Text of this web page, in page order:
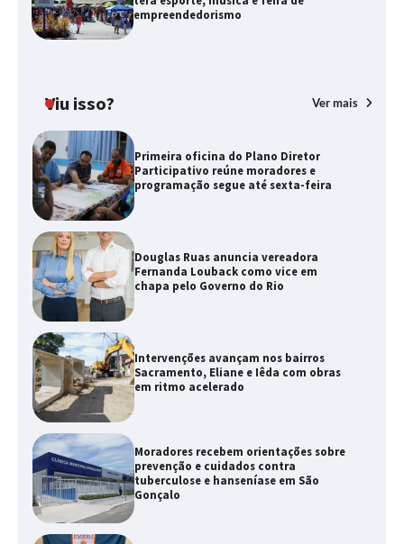
empreendedorismo
Viu isso? Ver mais
Primeira oficina do Plano Diretor
Participativo reúne moradores e
programação segue até sexta-feira
Douglas Ruas anuncia vereadora
Fernanda Louback como vice em
chapa pelo Governo do Rio
Intervenções avançam nos bairros
Sacramento, Eliane e Iêda com obras
em ritmo acelerado
Moradores recebem orientações sobre
prevenção e cuidados contra
tuberculose e hanseníase em São
Gonçalo